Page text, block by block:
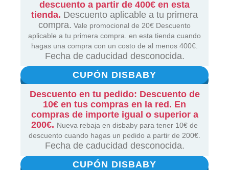
descuento a partir de 400€ en esta
tienda. Descuento aplicable a tu primera
compra. Vale promocional de 20€ Descuento
aplicable a tu primera compra. en esta tienda cuando
hagas una compra con un costo de al menos 400€.
Fecha de caducidad desconocida.
CUPÓN DISBABY
Descuento en tu pedido: Descuento de
10€ en tus compras en la red. En
compras de importe igual o superior a
200€. Nueva rebaja en disbaby para tener 10€ de
descuento cuando hagas un pedido a partir de 200€.
Fecha de caducidad desconocida.
CUPÓN DISBABY